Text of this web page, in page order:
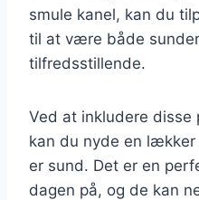
smule kanel, kan du
til at være både
tilfredsstillende.
Ved at inkludere disse
kan du nyde en
er sund. Det er en
dagen på, og de kan